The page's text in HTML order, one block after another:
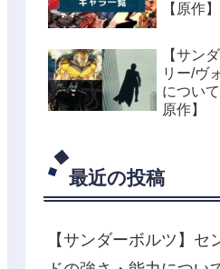
【原作】
【サン
リー/ヴ
につい
原作】
最近の投稿
【サンダーボルツ】セ